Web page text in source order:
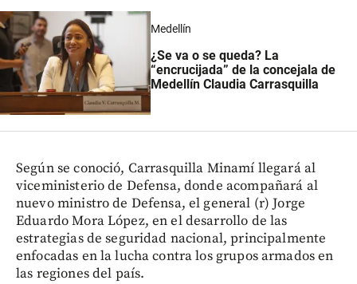
Medellín
¿Se va o se queda? La
“encrucijada” de la concejala de
Medellín Claudia Carrasquilla
Según se conoció, Carrasquilla Minamí llegará al
viceministerio de Defensa, donde acompañará al
nuevo ministro de Defensa, el general (r) Jorge
Eduardo Mora López, en el desarrollo de las
estrategias de seguridad nacional, principalmente
enfocadas en la lucha contra los grupos armados en
las regiones del país.